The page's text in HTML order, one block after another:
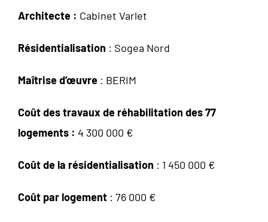
Architecte : Cabinet Varlet
Résidentialisation : Sogea Nord
Maîtrise d’œuvre : BERIM
Coût des travaux de réhabilitation des 77
logements : 4 300 000 €
Coût de la résidentialisation : 1 450 000 €
Coût par logement : 76 000 €